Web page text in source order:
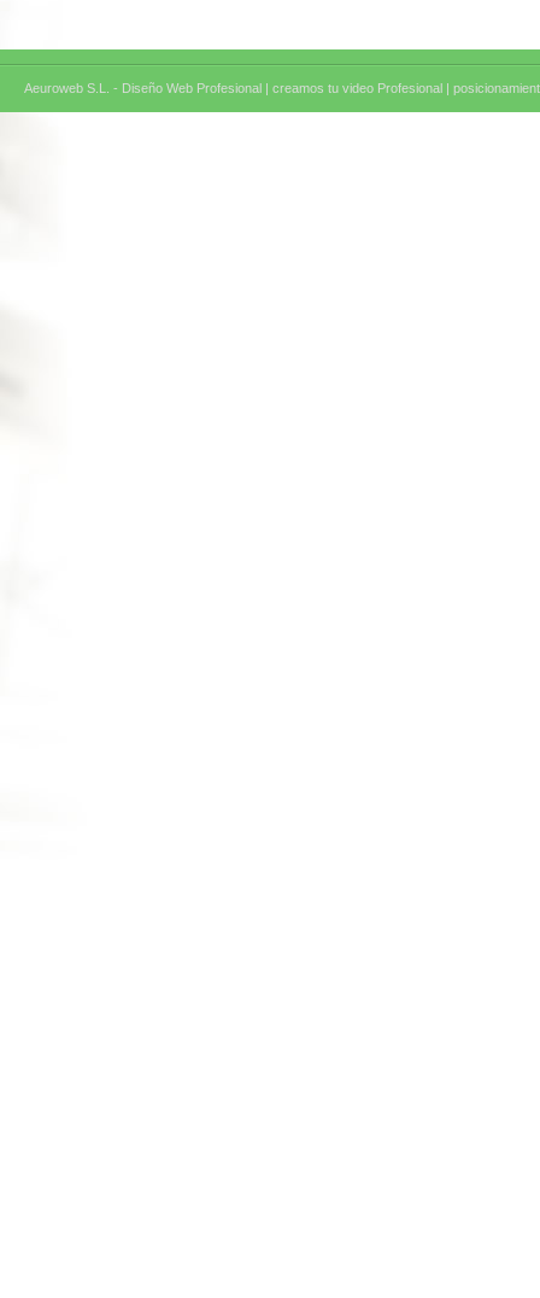
Aeuroweb S.L. - Diseño Web Profesional | creamos tu video Profesional |